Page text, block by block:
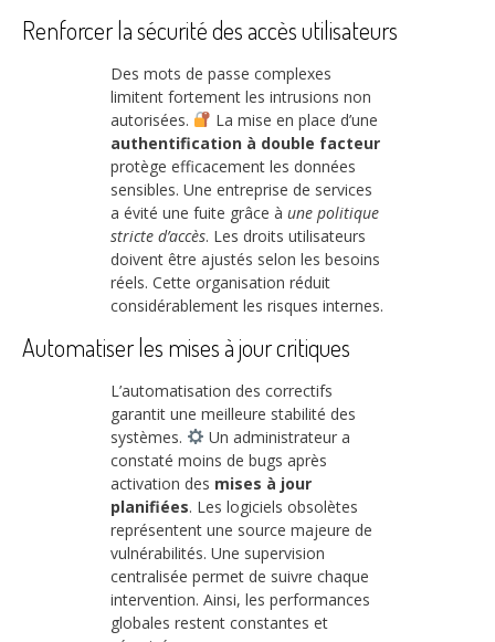
Renforcer la sécurité des accès utilisateurs
Des mots de passe complexes
limitent fortement les intrusions non
autorisées.
La mise en place d’une
authentification à double facteur
protège efficacement les données
sensibles. Une entreprise de services
a évité une fuite grâce à une politique
stricte d’accès. Les droits utilisateurs
doivent être ajustés selon les besoins
réels. Cette organisation réduit
considérablement les risques internes.
Automatiser les mises à jour critiques
L’automatisation des correctifs
garantit une meilleure stabilité des
systèmes.
Un administrateur a
constaté moins de bugs après
activation des mises à jour
planifiées. Les logiciels obsolètes
représentent une source majeure de
vulnérabilités. Une supervision
centralisée permet de suivre chaque
intervention. Ainsi, les performances
globales restent constantes et